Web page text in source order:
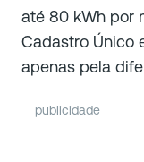
até 80 kWh por
Cadastro Único
apenas pela
publicidade